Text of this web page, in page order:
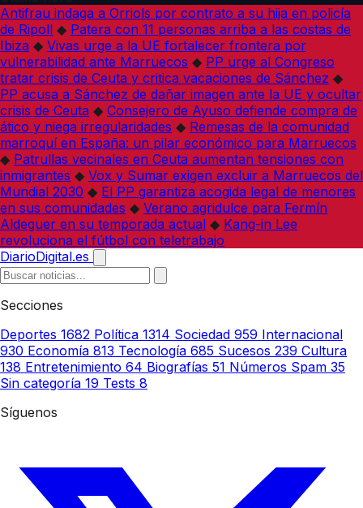
Antifrau indaga a Orriols por contrato a su hija en policía
de Ripoll ◆ Patera con 11 personas arriba a las costas de
Ibiza ◆ Vivas urge a la UE fortalecer frontera por
vulnerabilidad ante Marruecos ◆ PP urge al Congreso
tratar crisis de Ceuta y critica vacaciones de Sánchez ◆
PP acusa a Sánchez de dañar imagen ante la UE y ocultar
crisis de Ceuta ◆ Consejero de Ayuso defiende compra de
ático y niega irregularidades ◆ Remesas de la comunidad
marroquí en España: un pilar económico para Marruecos
◆ Patrullas vecinales en Ceuta aumentan tensiones con
inmigrantes ◆ Vox y Sumar exigen excluir a Marruecos del
Mundial 2030 ◆ El PP garantiza acogida legal de menores
en sus comunidades ◆ Verano agridulce para Fermín
Aldeguer en su temporada actual ◆ Kang-in Lee
revoluciona el fútbol con teletrabajo
DiarioDigital.es
Secciones
Deportes 1682 Política 1314 Sociedad 959 Internacional
930 Economía 813 Tecnología 685 Sucesos 239 Cultura
138 Entretenimiento 64 Biografías 51 Números Spam 35
Sin categoría 19 Tests 8
Síguenos